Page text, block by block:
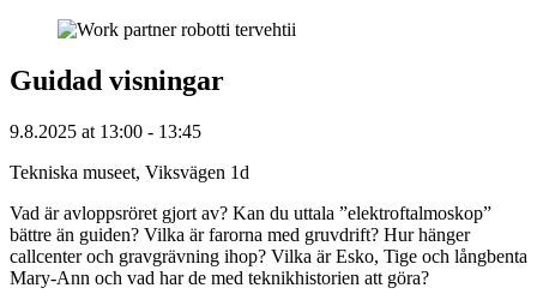
Guidad visningar
9.8.2025 at 13:00 - 13:45
Tekniska museet, Viksvägen 1d
Vad är avloppsröret gjort av? Kan du uttala ”elektroftalmoskop”
bättre än guiden? Vilka är farorna med gruvdrift? Hur hänger
callcenter och gravgrävning ihop? Vilka är Esko, Tige och långbenta
Mary-Ann och vad har de med teknikhistorien att göra?